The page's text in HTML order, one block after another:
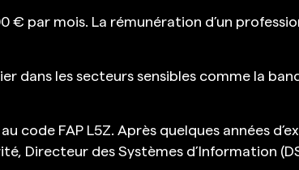
par mois. La rémunération d’un
dans les secteurs sensibles comme la
code FAP L5Z. Après quelques années
Directeur des Systèmes d’Information